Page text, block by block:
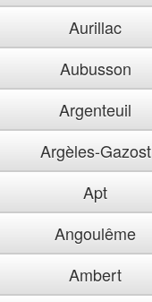
Aurillac
Aubusson
Argenteuil
Argèles-Gazost
Apt
Angoulême
Ambert